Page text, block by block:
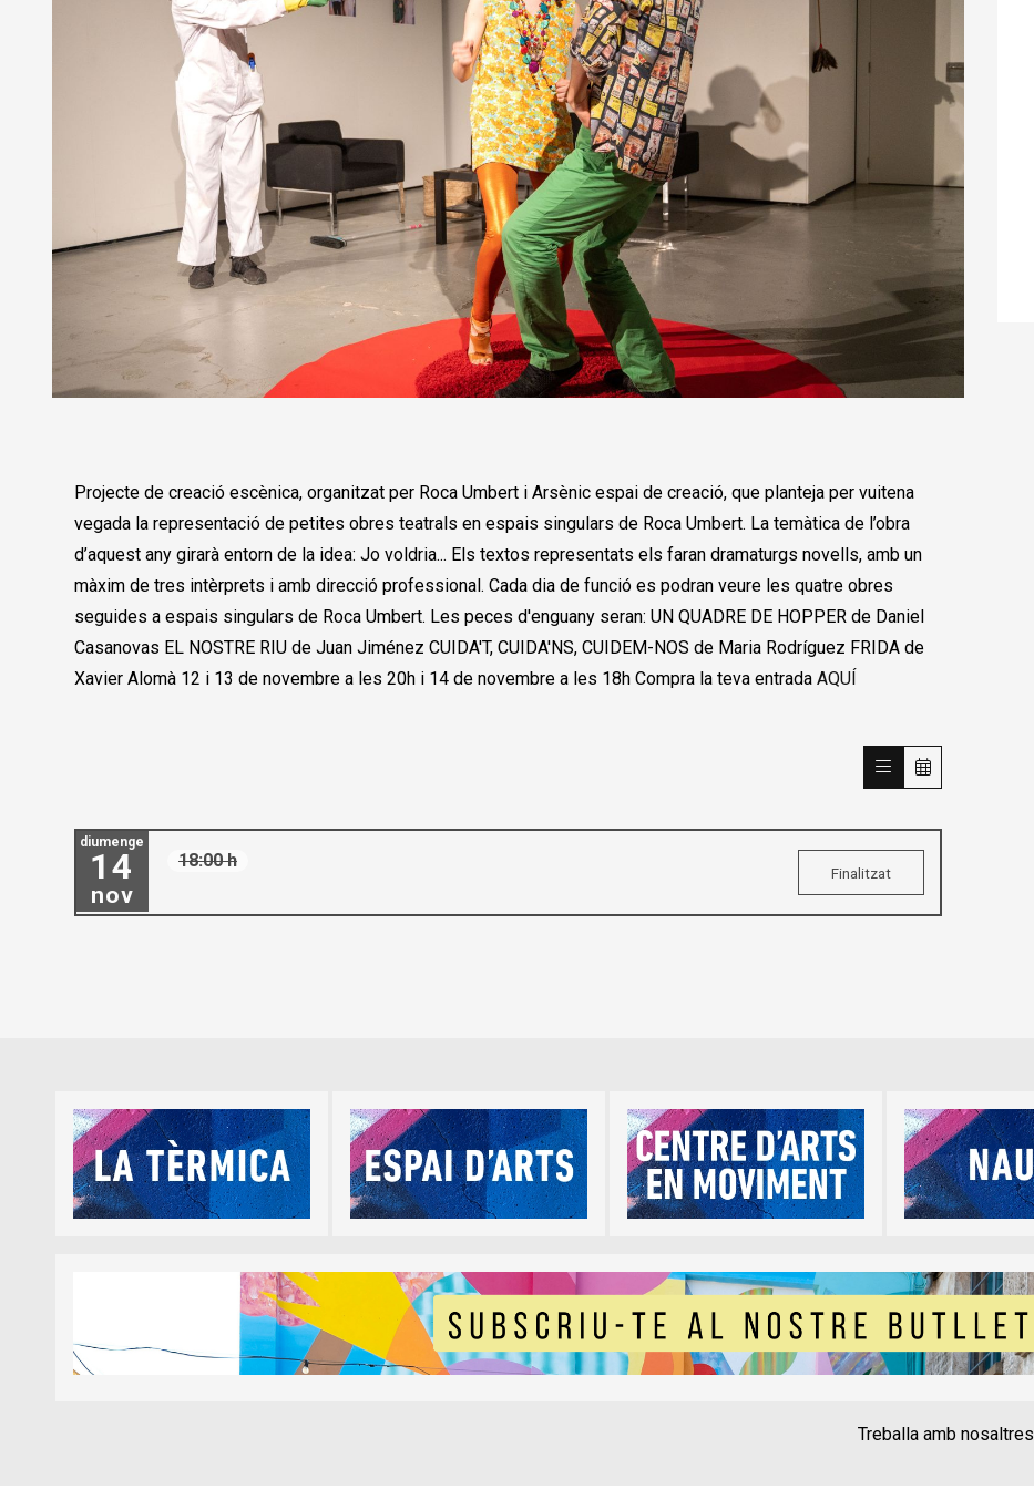
Projecte de creació escènica, organitzat per RocaUmbert i Arsènic espai de creació, que planteja per vuitena
vegada la representació de petites obres teatralsen espais singulars de Roca Umbert. La temàtica de l’obra
d’aquest any girarà entorn de la idea: Jo voldria... Els textos representats els faran dramaturgs novells,amb un
màxim de tres intèrprets i amb direccióprofessional. Cada dia de funció es podran veure lesquatre obres
seguides a espais singulars de Roca Umbert. Les peces d'enguany seran: UN QUADRE DE HOPPER de Daniel
Casanovas EL NOSTRE RIU de Juan Jiménez CUIDA'T, CUIDA'NS, CUIDEM-NOS de Maria Rodríguez FRIDA de
Xavier Alomà 12 i 13 de novembre a les 20h i 14 de novembre a les 18h Compra la teva entradaAQUÍ
diumenge
14
nov
18:00 h
Finalitzat
Treballa amb nosaltres